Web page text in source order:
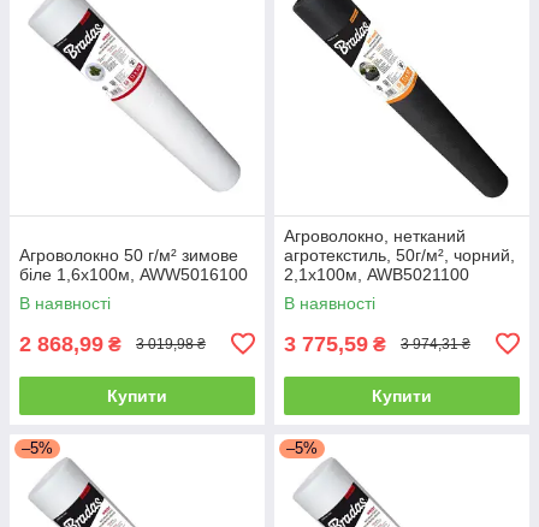
Агроволокно 50 г/м² зимове
біле 1,6х100м, AWW5016100
В наявності
2 868,99 ₴ 3 019,98 ₴
Купити
Агроволокно, нетканий
агротекстиль, 50г/м², чорний,
2,1х100м, AWB5021100
В наявності
3 775,59 ₴ 3 974,31 ₴
Купити
–5% –5%